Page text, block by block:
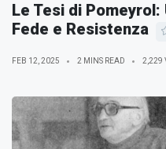
Le Tesi di
Fede e Resistenza
FEB 12, 2025 2 MINS READ 2,229